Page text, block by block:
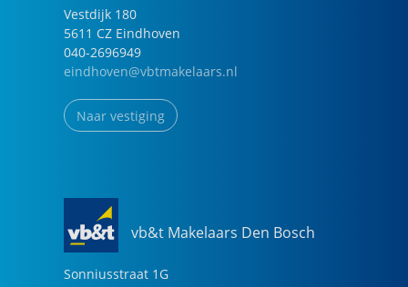
Vestdijk 180
5611 CZ Eindhoven
040-2696949
eindhoven@vbtmakelaars.nl
Naar vestiging
vb&t Makelaars Den Bosch
Sonniusstraat 1G